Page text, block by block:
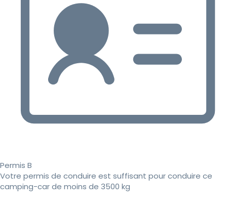
Permis B
Votre permis de conduire est suffisant pour conduire ce
camping-car de moins de 3500 kg